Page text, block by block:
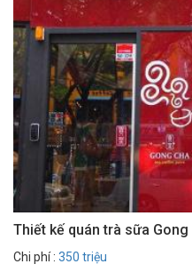
Thiết kế quán trà sữa
Chi phí : 350 triệu